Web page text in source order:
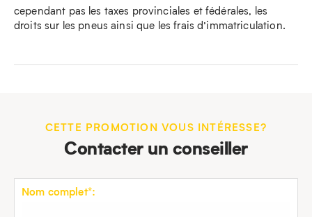
cependant pas les taxes provinciales et fédérales, les
droits sur les pneus ainsi que les frais d’immatriculation.
CETTE PROMOTION VOUS INTÉRESSE?
Contacter un conseiller
Nom complet*: